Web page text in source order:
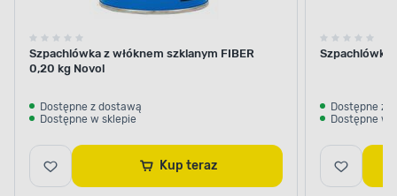
Szpachlówka z włóknem szklanym FIBER
0,20 kg Novol
Dostępne z dostawą
Dostępne w sklepie
Kup teraz
Szpachlówka
Dostępne z
Dostępne w